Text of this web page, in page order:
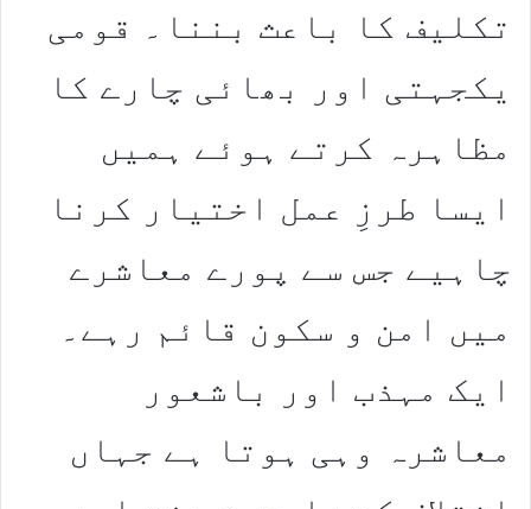
تکلیف کا باعث بننا۔ قومی
یکجہتی اور بھائی چارے کا
مظاہرہ کرتے ہوئے ہمیں
ایسا طرزِ عمل اختیار کرنا
چاہیے جس سے پورے معاشرے
میں امن و سکون قائم رہے۔
ایک مہذب اور باشعور
معاشرہ وہی ہوتا ہے جہاں